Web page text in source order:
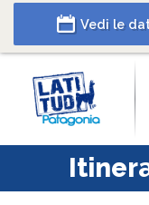
Vedi le